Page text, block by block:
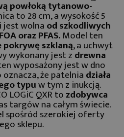
powłoką tytanowo-
to 28 cm, a wysokość 5
jest wolnaod szkodliwych
oraz PFAS.Model ten
szklaną, a uchwyt
wykonany jest zdrewna
wyposażony jest w dno
że patelniadziała
typuw tym z inukcją.
LOGiC QXR tozdobywca
targów na całym świecie.
spośród szerokiej oferty
sklepu.